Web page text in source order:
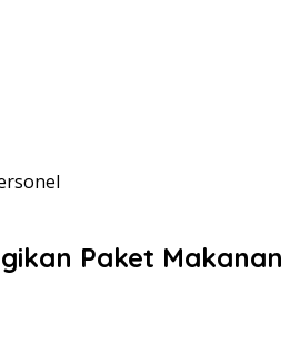
Paket Makanan